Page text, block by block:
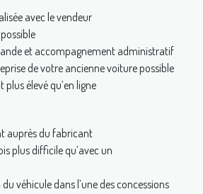
avec le vendeur
et accompagnement administratif
de votre ancienne voiture possible
élevé qu’en ligne
auprès du fabricant
plus difficile qu’avec un
véhicule dans l’une des concessions